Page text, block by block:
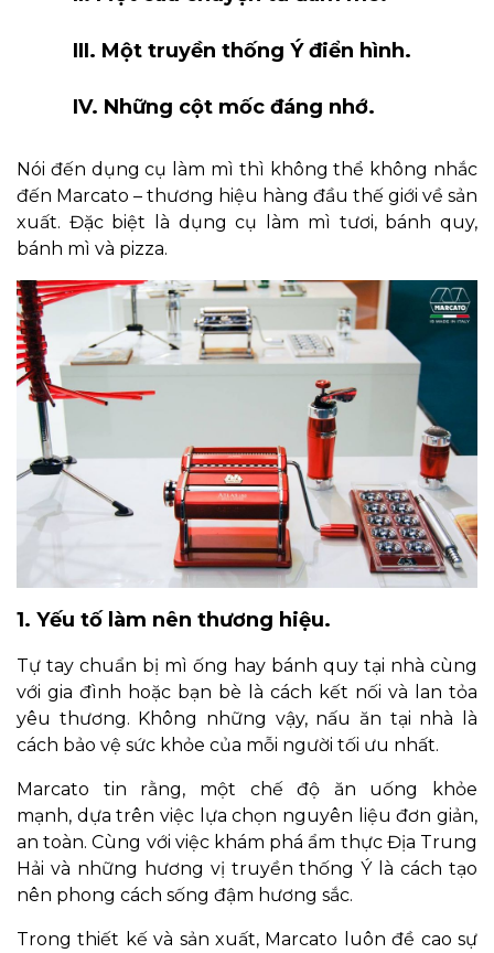
III. Một truyền thống Ý điển hình.
IV. Những cột mốc đáng nhớ.
Nói đến dụng cụ làm mì thì không thể không nhắc
đến Marcato – thương hiệu hàng đầu thế giới về sản
xuất. Đặc biệt là dụng cụ làm mì tươi, bánh quy,
bánh mì và pizza.
1. Yếu tố làm nên thương hiệu.
Tự tay chuẩn bị mì ống hay bánh quy tại nhà cùng
với gia đình hoặc bạn bè là cách kết nối và lan tỏa
yêu thương. Không những vậy, nấu ăn tại nhà là
cách bảo vệ sức khỏe của mỗi người tối ưu nhất.
Marcato tin rằng, một chế độ ăn uống khỏe
mạnh, dựa trên việc lựa chọn nguyên liệu đơn giản,
an toàn. Cùng với việc khám phá ẩm thực Địa Trung
Hải và những hương vị truyền thống Ý là cách tạo
nên phong cách sống đậm hương sắc.
Trong thiết kế và sản xuất, Marcato luôn đề cao sự